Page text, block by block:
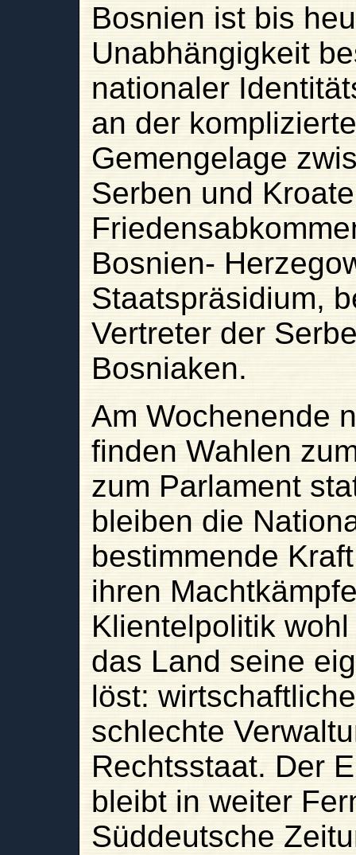
Bosnien ist bis
Unabhängigkeit
nationaler
an der
Gemengelage
Serben und
Bosnien-
Staatspräsidium,
Vertreter der
Bosniaken.
Am Wochenende
finden Wahlen
zum Parlament
bleiben die
bestimmende
ihren
Klientelpolitik
das Land seine
löst:
schlechte
Rechtsstaat. Der
bleibt in weiter
Süddeutsche